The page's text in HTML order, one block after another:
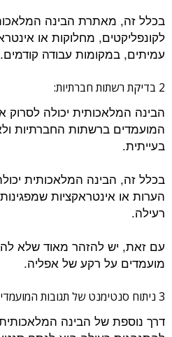
בכלל זה, מאתרת הבינה
לקונפליקטים, מחלוקות או
עמיתים, במקומות עבודה קודמים.
2 בדיקת רשתות חברתיות:
הבינה המלאכותית יכולה
המועמדים ברשתות החברתיות
בעייתית.
בכלל זה, הבינה המלאכותית
הערות או אינטראקציות
רעילה.
עם זאת, יש להזהר מאוד שלא
מועמדים על רקע של אפליה.
3 ניתוח סנטימנט של תגובות המועמדים:
דרך נוספת של הבינה